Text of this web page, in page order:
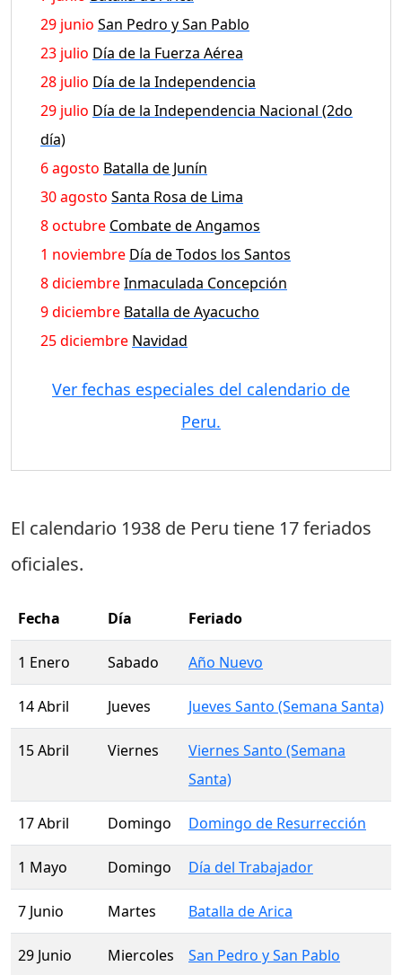
29 junio San Pedro y San Pablo
23 julio Día de la Fuerza Aérea
28 julio Día de la Independencia
29 julio Día de la Independencia Nacional (2do
día)
6 agosto Batalla de Junín
30 agosto Santa Rosa de Lima
8 octubre Combate de Angamos
1 noviembre Día de Todos los Santos
8 diciembreInmaculada Concepción
9 diciembre Batalla de Ayacucho
25 diciembre Navidad
Ver fechas especiales del calendario de
Peru.
El calendario 1938 de Peru tiene 17 feriados
oficiales.
Fecha Día Feriado
1 Enero Sabado Año Nuevo
14 Abril Jueves Jueves Santo (Semana Santa)
15 Abril Viernes
Viernes Santo (Semana
Santa)
17 Abril Domingo Domingo de Resurrección
1 Mayo Domingo Día del Trabajador
7 Junio Martes Batalla de Arica
29 Junio Miercoles San Pedro y San Pablo